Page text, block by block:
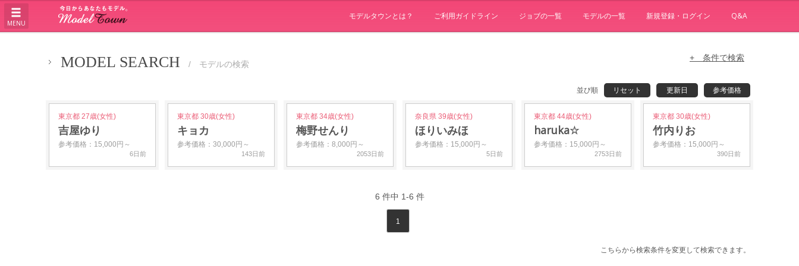
MENU
モデルタウンとは？ ご利用ガイドライン ジョブの一覧 モデルの一覧 新規登録・ログイン Q&A
MODEL SEARCH / モデルの検索
+ 条件で検索
並び順 リセット 更新日 参考価格
東京都 27歳(女性)
吉屋ゆり
参考価格：15,000円～
6日前
東京都 30歳(女性)
キョカ
参考価格：30,000円～
143日前
東京都 34歳(女性)
梅野せんり
参考価格：8,000円～
2053日前
奈良県 39歳(女性)
ほりいみほ
参考価格：15,000円～
5日前
東京都 44歳(女性)
haruka☆
参考価格：15,000円～
2753日前
東京都 30歳(女性)
竹内りお
参考価格：15,000円～
390日前
6 件中 1-6 件
1
こちらから検索条件を変更して検索できます。